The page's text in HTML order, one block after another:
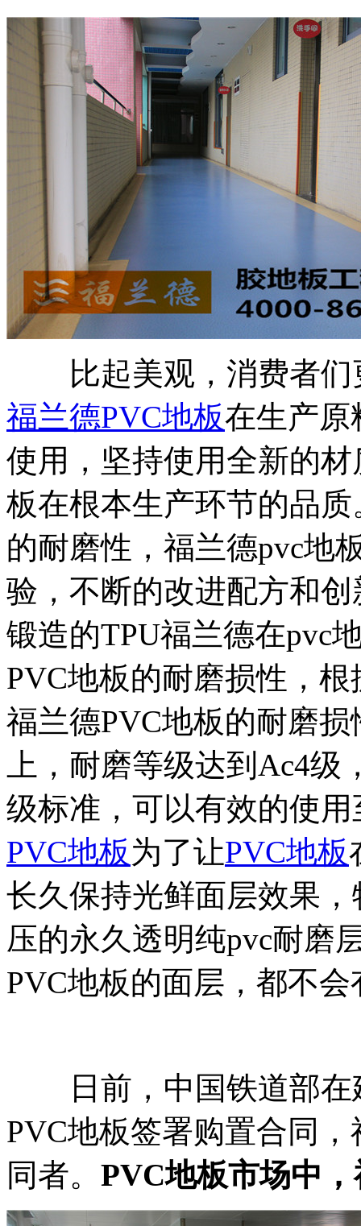
比起美观，消费者们
福兰德PVC地板在生产原
使用，坚持使用全新的
板在根本生产环节的品
的耐磨性，福兰德pvc地
验，不断的改进配方和
锻造的TPU福兰德在pvc
PVC地板的耐磨损性，
福兰德PVC地板的耐磨
上，耐磨等级达到Ac4
级标准，可以有效的使
PVC地板为了让PVC地板
长久保持光鲜面层效果
压的永久透明纯pvc耐磨
PVC地板的面层，都不
日前，中国铁道部在
PVC地板签署购置合同，
同者。 PVC地板市场中